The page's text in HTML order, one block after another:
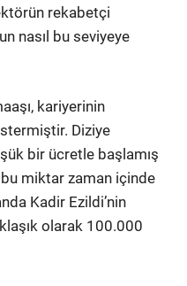
rekabetçi
nasıl bu seviyeye
kariyerinin
Diziye
bir ücretle başlamış
miktar zaman içinde
Kadir Ezildi’nin
olarak 100.000